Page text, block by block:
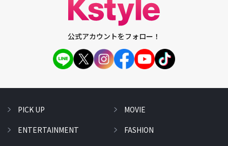
公式アカウントをフォロー！
PICK UP
ENTERTAINMENT
MOVIE
FASHION